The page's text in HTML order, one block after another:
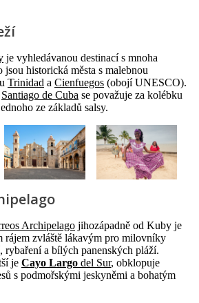
je vyhledávanou destinací s mnoha
historická města s malebnou
Trinidad a Cienfuegos (obojí UNESCO).
Santiago de Cuba se považuje za kolébku
ze základů salsy.
Archipelago jihozápadně od Kuby je
rájem zvláště lákavým pro milovníky
rybaření a bílých panenských pláží.
je Cayo Largo del Sur, obklopuje
s podmořskými jeskyněmi a bohatým